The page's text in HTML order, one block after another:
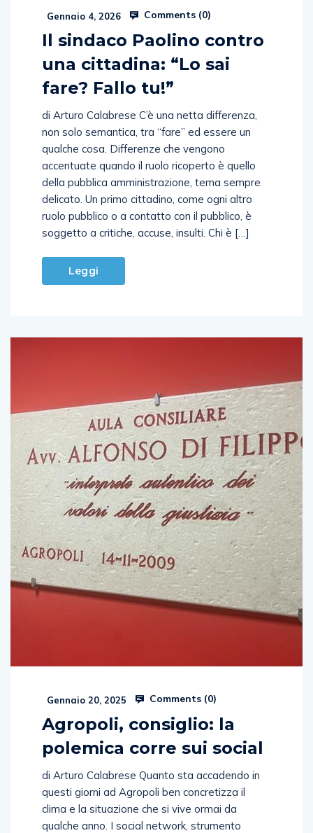
Gennaio 4, 2026 Comments (0)
Il sindaco Paolino contro
una cittadina: “Lo sai
fare? Fallo tu!”
di Arturo Calabrese C’è una netta differenza,
non solo semantica, tra “fare” ed essere un
qualche cosa. Differenze che vengono
accentuate quando il ruolo ricoperto è quello
della pubblica amministrazione, tema sempre
delicato. Un primo cittadino, come ogni altro
ruolo pubblico o a contatto con il pubblico, è
soggetto a critiche, accuse, insulti. Chi è […]
Leggi
Gennaio 20, 2025 Comments (0)
Agropoli, consiglio: la
polemica corre sui social
di Arturo Calabrese Quanto sta accadendo in
questi giorni ad Agropoli ben concretizza il
clima e la situazione che si vive ormai da
qualche anno. I social network, strumento